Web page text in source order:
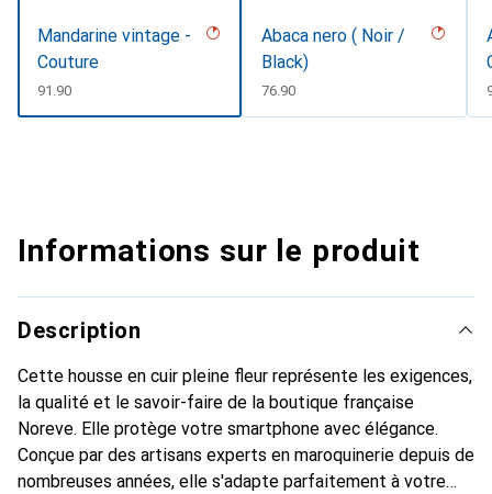
Mandarine vintage -
Couture
CHF
91.90
Abaca nero ( Noir /
Black)
CHF
76.90
Informations sur le produit
Description
Cette housse en cuir pleine fleur représente les exigences,
la qualité et le savoir-faire de la boutique française
Noreve. Elle protège votre smartphone avec élégance.
Conçue par des artisans experts en maroquinerie depuis de
nombreuses années, elle s'adapte parfaitement à votre